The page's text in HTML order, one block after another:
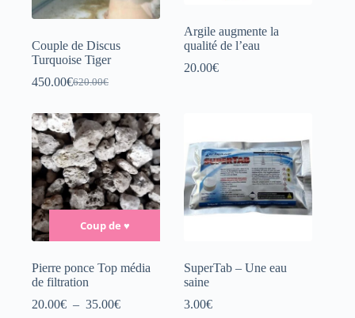
Couple de Discus
Turquoise Tiger
620.00€
Le
initial
était :
620.00€.
450.00€Le
actuel
est :
450.00€.
Argile augmente la
qualité de l’eau
20.00€
Coup de ♥
Pierre ponce Top média
de filtration
20.00€ – 35.00€Plage
SuperTab – Une eau
saine
3.00€